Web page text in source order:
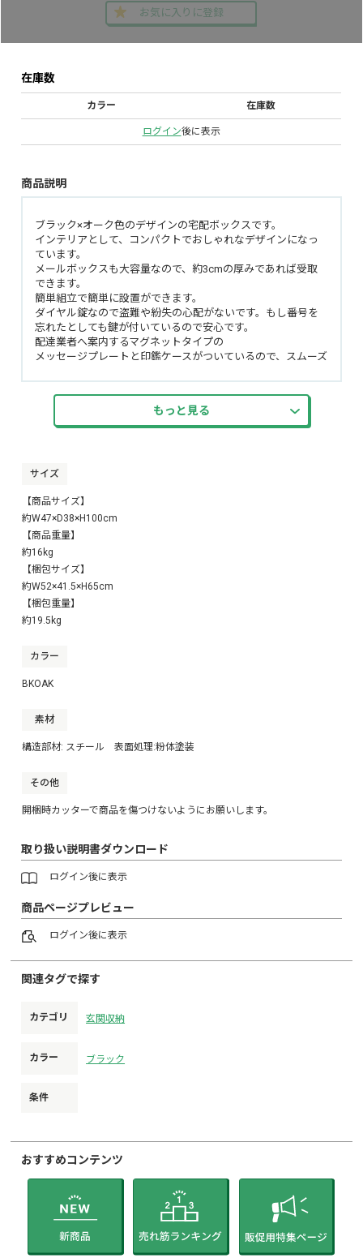
お気に入りに登録
在庫数
カラー 在庫数
ログイン後に表示
商品説明
ブラック×オーク色のデザインの宅配ボックスです。
インテリアとして、コンパクトでおしゃれなデザインになっ
ています。
メールボックスも大容量なので、約3cmの厚みであれば受取
できます。
簡単組立で簡単に設置ができます。
ダイヤル錠なので盗難や紛失の心配がないです。もし番号を
忘れたとしても鍵が付いているので安心です。
配達業者へ案内するマグネットタイプの
メッセージプレートと印鑑ケースがついているので、スムーズ
傷やサビに強いガルバナイズド処理をしております。
ボックスには湿気防止の通気口やアジャスター調整でガタツ
キを抑える細かな仕様を施しております。
もっと見る
サイズ
【商品サイズ】
約W47×D38×H100cm
【商品重量】
約16kg
【梱包サイズ】
約W52×41.5×H65cm
【梱包重量】
約19.5kg
カラー
BKOAK
素材
構造部材: スチール 表面処理:粉体塗装
その他
開梱時カッターで商品を傷つけないようにお願いします。
取り扱い説明書ダウンロード
ログイン後に表示
商品ページプレビュー
ログイン後に表示
関連タグで探す
カテゴリ 玄関収納
カラー ブラック
条件
おすすめコンテンツ